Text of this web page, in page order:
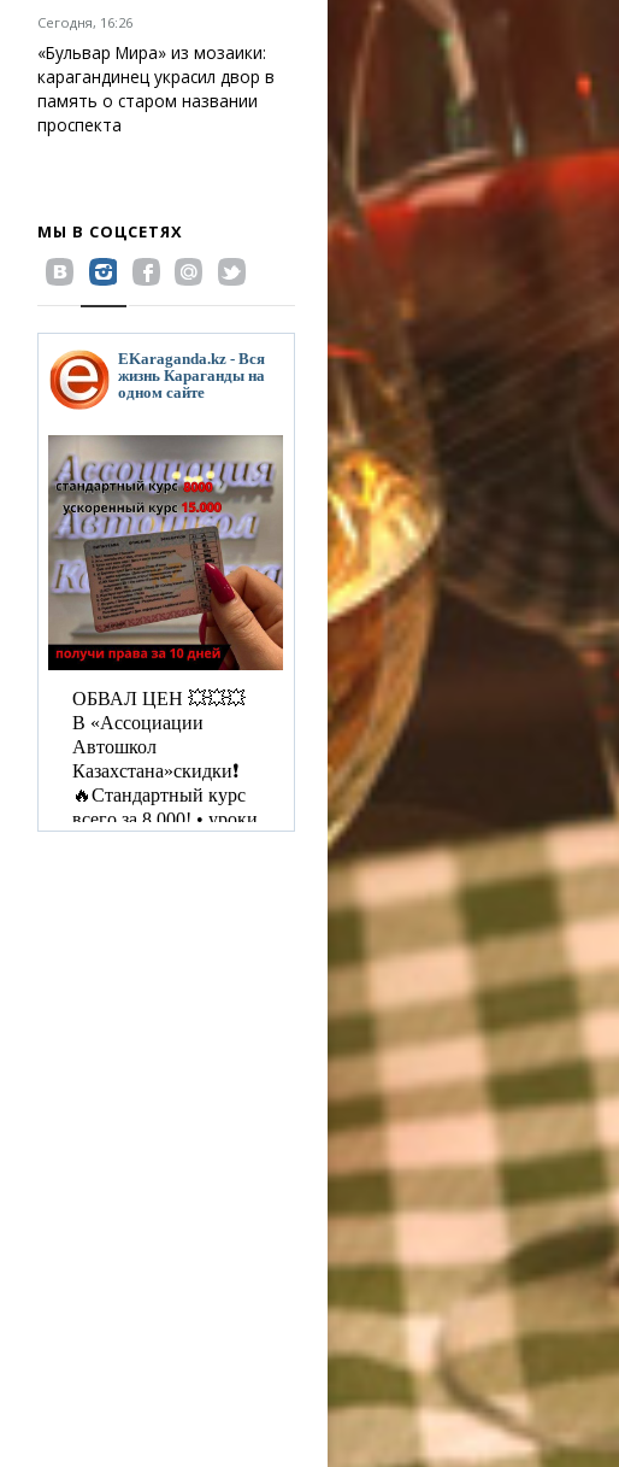
Сегодня, 16:26
«Бульвар Мира» из мозаики:
карагандинец украсил двор в
память о старом названии
проспекта
МЫ В СОЦСЕТЯХ
EKaraganda.kz - Вся
жизнь Караганды на
одном сайте